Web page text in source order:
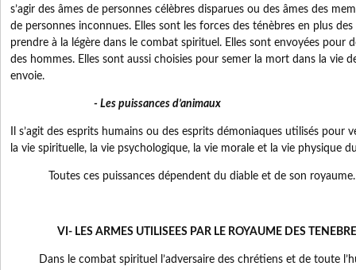
s’agir des âmes de personnes célèbres disparues ou des âmes des
de personnes inconnues. Elles sont les forces des ténèbres en plus
prendre à la légère dans le combat spirituel. Elles sont envoyées pour
des hommes. Elles sont aussi choisies pour semer la mort dans la vie
envoie.
- Les puissances d’animaux
Il s’agit des esprits humains ou des esprits démoniaques utilisés pour
la vie spirituelle, la vie psychologique, la vie morale et la vie physique
Toutes ces puissances dépendent du diable et de son royaume.
VI- LES ARMES UTILISEES PAR LE ROYAUME DES
Dans le combat spirituel l’adversaire des chrétiens et de toute